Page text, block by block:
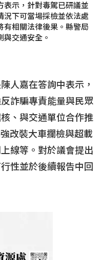
表示，針對毒駕已研議並
況下可當場採檢並依法處
有相關法律後果。縣警局
交通安全。
人嘉在答詢中表示，
詐騙專責能量與民眾
、與交通單位合作推
改裝大車攔檢與超載
線等。對於議會提出
性並於後續報告中回